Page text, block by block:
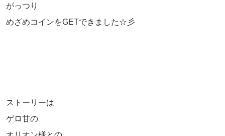
がっつり
めざめコインをGETできました☆彡
ストーリーは
ゲロ甘の